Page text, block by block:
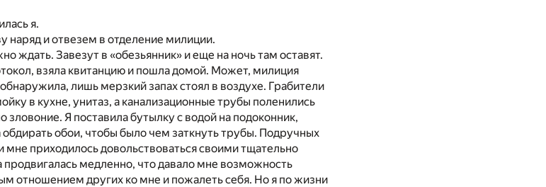
я.
наряд и отвезем в отделение милиции.
ждать. Завезут в «обезьянник» и еще на ночь там оставят.
взяла квитанцию и пошла домой. Может, милиция
лишь мерзкий запах стоял в воздухе. Грабители
в кухне, унитаз, а канализационные трубы поленились
зловоние. Я поставила бутылку с водой на подоконник,
обои, чтобы было чем заткнуть трубы. Подручных
мне приходилось довольствоваться своими тщательно
медленно, что давало мне возможность
отношением других ко мне и пожалеть себя. Но я по жизни